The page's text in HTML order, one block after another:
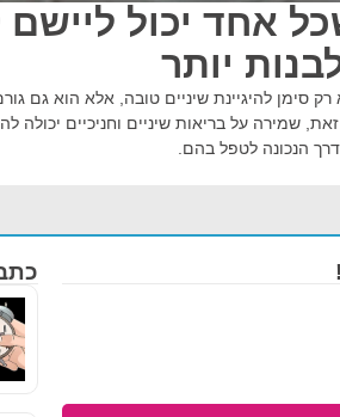
אחד יכול ליישם
יותר
רק סימן להיגיינת שיניים טובה, אלא הוא גם
שמירה על בריאות שיניים וחניכיים יכולה
הנכונה לטפל בהם.